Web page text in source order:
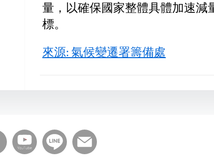
量，以確保國家整體具體加速減
標。
來源: 氣候變遷署籌備處